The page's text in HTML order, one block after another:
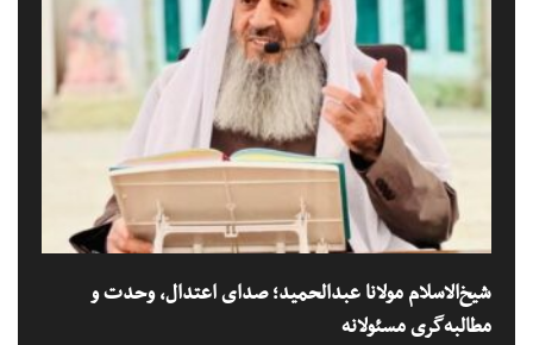
شیخ‌الاسلام مولانا عبدالحمید؛ صدای اعتدال، وحدت و
مطالبه‌گری مسئولانه